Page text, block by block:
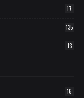
17
135
13
16